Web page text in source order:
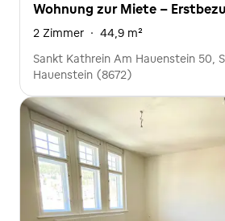
Wohnung zur Miete -
2 Zimmer · 44,9 m²
Sankt Kathrein Am Hauenstein 50,
Hauenstein (8672)